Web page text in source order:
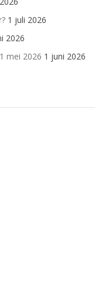
1 juli 2026
2026
mei 2026 1 juni 2026